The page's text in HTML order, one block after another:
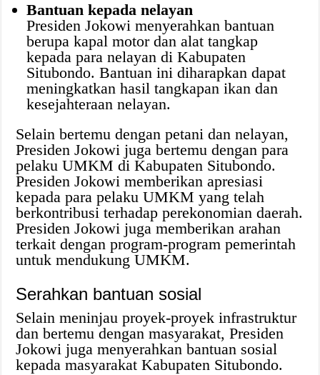
Bantuan kepada nelayan
Presiden Jokowi menyerahkan bantuan
berupa kapal motor dan alat tangkap
kepada para nelayan di Kabupaten
Situbondo. Bantuan ini diharapkan dapat
meningkatkan hasil tangkapan ikan dan
kesejahteraan nelayan.
Selain bertemu dengan petani dan nelayan,
Presiden Jokowi juga bertemu dengan para
pelaku UMKM di Kabupaten Situbondo.
Presiden Jokowi memberikan apresiasi
kepada para pelaku UMKM yang telah
berkontribusi terhadap perekonomian daerah.
Presiden Jokowi juga memberikan arahan
terkait dengan program-program pemerintah
untuk mendukung UMKM.
Serahkan bantuan sosial
Selain meninjau proyek-proyek infrastruktur
dan bertemu dengan masyarakat, Presiden
Jokowi juga menyerahkan bantuan sosial
kepada masyarakat Kabupaten Situbondo.